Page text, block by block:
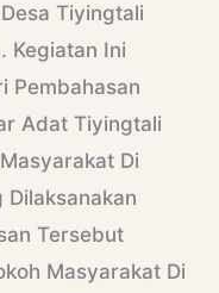
Tiyingtali
Kegiatan Ini
Pembahasan
Adat Tiyingtali
Di
Dilaksanakan
Tersebut
Masyarakat Di